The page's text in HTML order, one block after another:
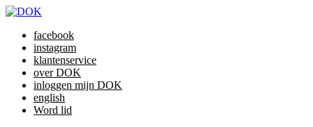
facebook
instagram
klantenservice
over DOK
inloggen mijn DOK
english
Word lid